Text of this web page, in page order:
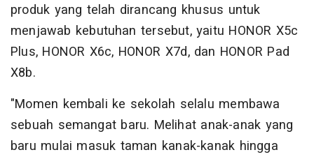
produk yang telah dirancang khusus untuk
menjawab kebutuhan tersebut, yaitu HONOR X5c
Plus, HONOR X6c, HONOR X7d, dan HONOR Pad
X8b.
"Momen kembali ke sekolah selalu membawa
sebuah semangat baru. Melihat anak-anak yang
baru mulai masuk taman kanak-kanak hingga